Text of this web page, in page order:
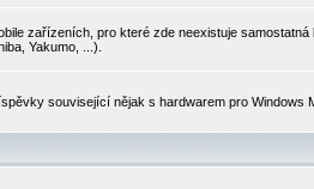
zařízeních, pro které zde neexistuje
Yakumo, ...).
související nějak s hardwarem pro Windows